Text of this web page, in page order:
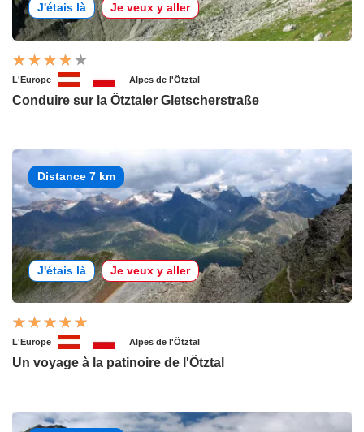
J'étais là Je veux y aller
L'Europe Alpes de l'Ötztal
Conduire sur la Ötztaler Gletscherstraße
Distance 7 km
J'étais là Je veux y aller
L'Europe Alpes de l'Ötztal
Un voyage à la patinoire de l'Ötztal